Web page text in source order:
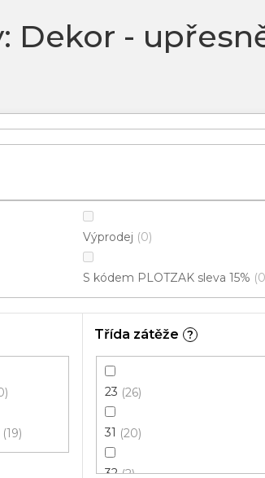
Dekor -
Výprodej 0
S kódem PLOTZAK sleva 15% 0
19
Třída zátěže ?
23 26
31 20
32 2